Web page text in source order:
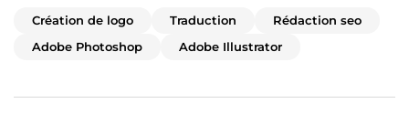
Création de logo Traduction
Rédaction seo
Adobe Photoshop
Adobe Illustrator